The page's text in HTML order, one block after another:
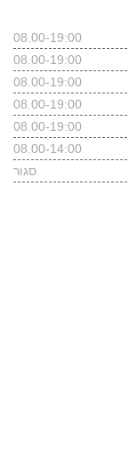
08.00-19:00
08.00-19:00
08.00-19:00
08.00-19:00
08.00-19:00
08.00-14:00
סגור